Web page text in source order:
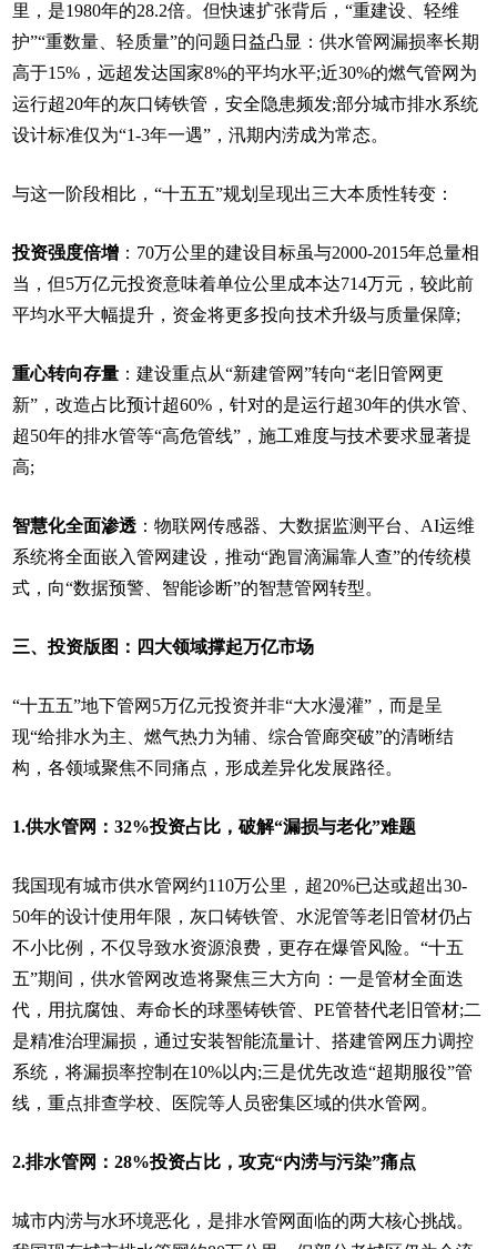
里，是1980年的28.2倍。但快速扩张背后，“重建设、轻维
护”“重数量、轻质量”的问题日益凸显：供水管网漏损率长期
高于15%，远超发达国家8%的平均水平;近30%的燃气管网为
运行超20年的灰口铸铁管，安全隐患频发;部分城市排水系统
设计标准仅为“1-3年一遇”，汛期内涝成为常态。
与这一阶段相比，“十五五”规划呈现出三大本质性转变：
投资强度倍增 ：70万公里的建设目标虽与2000-2015年总量相
当，但5万亿元投资意味着单位公里成本达714万元，较此前
平均水平大幅提升，资金将更多投向技术升级与质量保障;
重心转向存量 ：建设重点从“新建管网”转向“老旧管网更
新”，改造占比预计超60%，针对的是运行超30年的供水管、
超50年的排水管等“高危管线”，施工难度与技术要求显著提
高;
智慧化全面渗透 ：物联网传感器、大数据监测平台、AI运维
系统将全面嵌入管网建设，推动“跑冒滴漏靠人查”的传统模
式，向“数据预警、智能诊断”的智慧管网转型。
三、投资版图：四大领域撑起万亿市场
“十五五”地下管网5万亿元投资并非“大水漫灌”，而是呈
现“给排水为主、燃气热力为辅、综合管廊突破”的清晰结
构，各领域聚焦不同痛点，形成差异化发展路径。
1.供水管网：32%投资占比，破解“漏损与老化”难题
我国现有城市供水管网约110万公里，超20%已达或超出30-
50年的设计使用年限，灰口铸铁管、水泥管等老旧管材仍占
不小比例，不仅导致水资源浪费，更存在爆管风险。“十五
五”期间，供水管网改造将聚焦三大方向：一是管材全面迭
代，用抗腐蚀、寿命长的球墨铸铁管、PE管替代老旧管材;二
是精准治理漏损，通过安装智能流量计、搭建管网压力调控
系统，将漏损率控制在10%以内;三是优先改造“超期服役”管
线，重点排查学校、医院等人员密集区域的供水管网。
2.排水管网：28%投资占比，攻克“内涝与污染”痛点
城市内涝与水环境恶化，是排水管网面临的两大核心挑战。